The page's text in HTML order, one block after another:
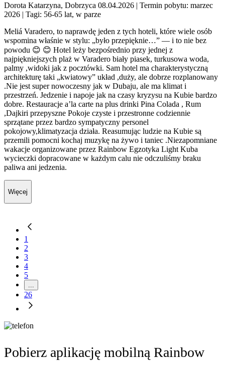
Dorota Katarzyna, Dobrzyca 08.04.2026 | Termin pobytu: marzec
2026 | Tagi: 56-65 lat, w parze
Meliá Varadero, to naprawdę jeden z tych hoteli, które wiele osób
wspomina właśnie w stylu: „było przepięknie…” — i to nie bez
powodu 😊 😊 Hotel leży bezpośrednio przy jednej z
najpiękniejszych plaż w Varadero biały piasek, turkusowa woda,
palmy ,widoki jak z pocztówki. Sam hotel ma charakterystyczną
architekturę taki „kwiatowy” układ ,duży, ale dobrze rozplanowany
.Nie jest super nowoczesny jak w Dubaju, ale ma klimat i
przestrzeń. Jedzenie i napoje jak na czasy kryzysu na Kubie bardzo
dobre. Restauracje a’la carte na plus drinki Pina Colada , Rum
,Dajkiri przepyszne Pokoje czyste i przestronne codziennie
sprzątane przez bardzo sympatyczny personel
pokojowy,klimatyzacja działa. Reasumując ludzie na Kubie są
przemili pomocni kochaj muzykę na żywo i taniec .Niezapomniane
wakacje organizowane przez Rainbow Egzotyka Light Kuba
wycieczki dopracowane w każdym calu nie odczuliśmy braku
paliwa ani jedzenia.
Więcej
1
2
3
4
5
...
26
Pobierz aplikację mobilną Rainbow